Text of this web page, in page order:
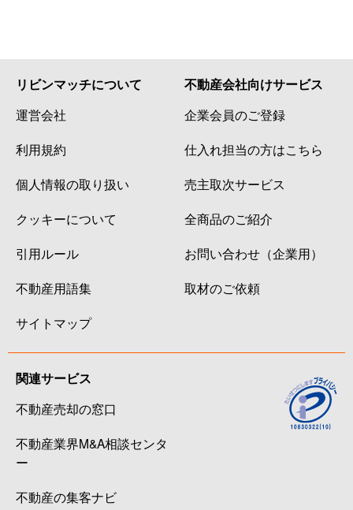
リビンマッチについて
運営会社
利用規約
個人情報の取り扱い
クッキーについて
引用ルール
不動産用語集
サイトマップ
不動産会社向けサービス
企業会員のご登録
仕入れ担当の方はこちら
売主取次サービス
全商品のご紹介
お問い合わせ（企業用）
取材のご依頼
関連サービス
不動産売却の窓口
不動産業界M&A相談センタ
ー
不動産の集客ナビ